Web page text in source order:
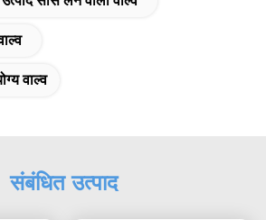
वाल्व
संबंधित उत्पाद